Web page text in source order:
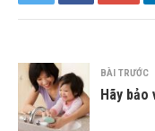
BÀI TRƯỚC
Hãy